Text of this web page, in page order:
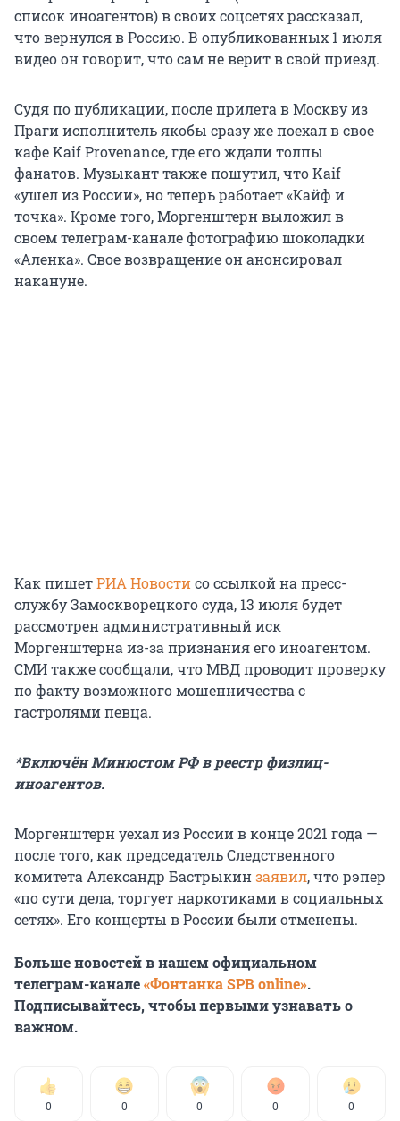
список иноагентов) в своих соцсетях рассказал,
что вернулся в Россию. В опубликованных 1 июля
видео он говорит, что сам не верит в свой приезд.
Судя по публикации, после прилета в Москву из
Праги исполнитель якобы сразу же поехал в свое
кафе Kaif Provenance, где его ждали толпы
фанатов. Музыкант также пошутил, что Kaif
«ушел из России», но теперь работает «Кайф и
точка». Кроме того, Моргенштерн выложил в
своем телеграм-канале фотографию шоколадки
«Аленка». Свое возвращение он анонсировал
накануне.
Как пишетРИА Новостисо ссылкой на пресс-
службу Замоскворецкого суда, 13 июля будет
рассмотрен административный иск
Моргенштерна из-за признания его иноагентом.
СМИ также сообщали, что МВД проводит проверку
по факту возможного мошенничества с
гастролями певца.
*Включён Минюстом РФ в реестр физлиц-
иноагентов.
Моргенштерн уехал из России в конце 2021 года —
после того, как председатель Следственного
комитета Александр Бастрыкинзаявил, что рэпер
«по сути дела, торгует наркотиками в социальных
сетях». Его концерты в России были отменены.
Больше новостей в нашем официальном
телеграм-канале«Фонтанка SPB online».
Подписывайтесь, чтобы первыми узнавать о
важном.
0 0 0 0 0